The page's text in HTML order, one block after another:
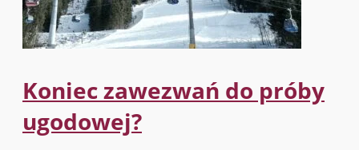
Koniec zawezwań do próby
ugodowej?